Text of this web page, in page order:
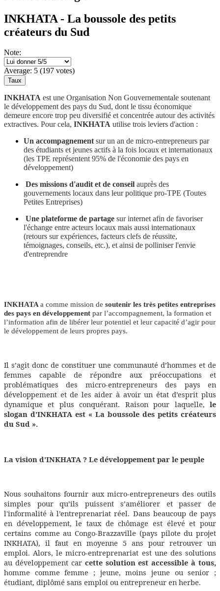
INKHATA - La boussole des petits
créateurs du Sud
Note:
Average: 5 (197 votes)
INKHATA est une Organisation Non Gouvernementale soutenant
le développement des pays du Sud, dont le tissu économique
demeure encore trop peu diversifié et concentrée autour des activités
extractives. Pour cela, INKHATA utilise trois leviers d'action :
Un accompagnementsur un an de micro-entrepreneurs par
des étudiants et jeunes actifs à la fois locaux et internationaux
(les TPE représentent 95% de l'économie des pays en
développement)
Des missions d'audit et de conseil auprès des
gouvernements locaux dans leur politique pro-TPE (Toutes
Petites Entreprises)
Une plateforme de partage sur internet afin de favoriser
l'échange entre acteurs locaux mais aussi internationaux
(retours sur expériences, facteurs clefs de réussite,
témoignages, conseils, etc.), et ainsi de polliniser l'envie
d'entreprendre
INKHATAa comme mission de soutenir les très petites entreprises
des pays en développement par l’accompagnement, la formation et
l’information afin de libérer leur potentiel et leur capacité d’agir pour
le développement de leurs propres pays.
Il s’agit donc de constituer une communauté d’hommes et de
femmes capable de répondre aux préoccupations et
problématiques des micro-entrepreneurs des pays en
développement et de les aider à avoir un état d’esprit plus
dynamique et plus conquérant. Raison pour laquelle, le
slogan d’INKHATA est « La boussole des petits créateurs
du Sud ».
La vision d'INKHATA ? Le développement par le peuple
Nous souhaitons fournir aux micro-entrepreneurs des outils
simples pour qu’ils puissent s’améliorer et passer de
l'informalité à l’entreprenariat réel. Dans beaucoup de pays
en développement, le taux de chômage est élevé et pour
certains comme au Congo-Brazzaville (pays pilote du projet
INKHATA), il faut en moyenne 5 ans pour retrouver un
emploi. Alors, le micro-entreprenariat est une des solutions
au développement car cette solution est accessible à tous,
homme comme femme ; jeune, moins jeune ou senior ;
étudiant, diplômé sans emploi ou entrepreneur en herbe.